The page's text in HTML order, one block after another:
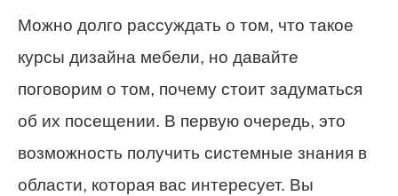
Можно долго рассуждать о том, что такое
курсы дизайна мебели, но давайте
поговорим о том, почему стоит задуматься
об их посещении. В первую очередь, это
возможность получить системные знания в
области, которая вас интересует. Вы